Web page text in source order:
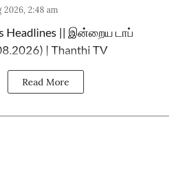
2026, 2:48 am
Headlines || இன்றைய டாப்
| Thanthi TV
Read More